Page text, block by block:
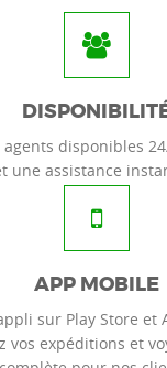
agents disponibles
une assistance
APP MOBILE
sur Play Store et
vos expéditions et